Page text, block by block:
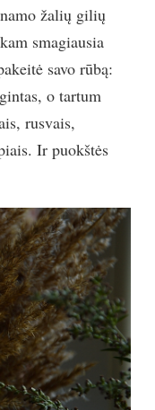
žalių gilių
smagiausia
savo rūbą:
o tartum
rusvais,
Ir puokštės